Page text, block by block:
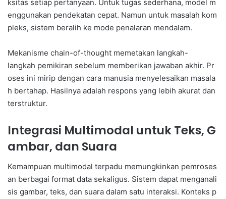
ksitas setiap pertanyaan. Untuk tugas sederhana, model m
enggunakan pendekatan cepat. Namun untuk masalah kom
pleks, sistem beralih ke mode penalaran mendalam.
Mekanisme chain-of-thought memetakan langkah-
langkah pemikiran sebelum memberikan jawaban akhir. Pr
oses ini mirip dengan cara manusia menyelesaikan masala
h bertahap. Hasilnya adalah respons yang lebih akurat dan
terstruktur.
Integrasi Multimodal untuk Teks, G
ambar, dan Suara
Kemampuan multimodal terpadu memungkinkan pemroses
an berbagai format data sekaligus. Sistem dapat menganali
sis gambar, teks, dan suara dalam satu interaksi. Konteks p